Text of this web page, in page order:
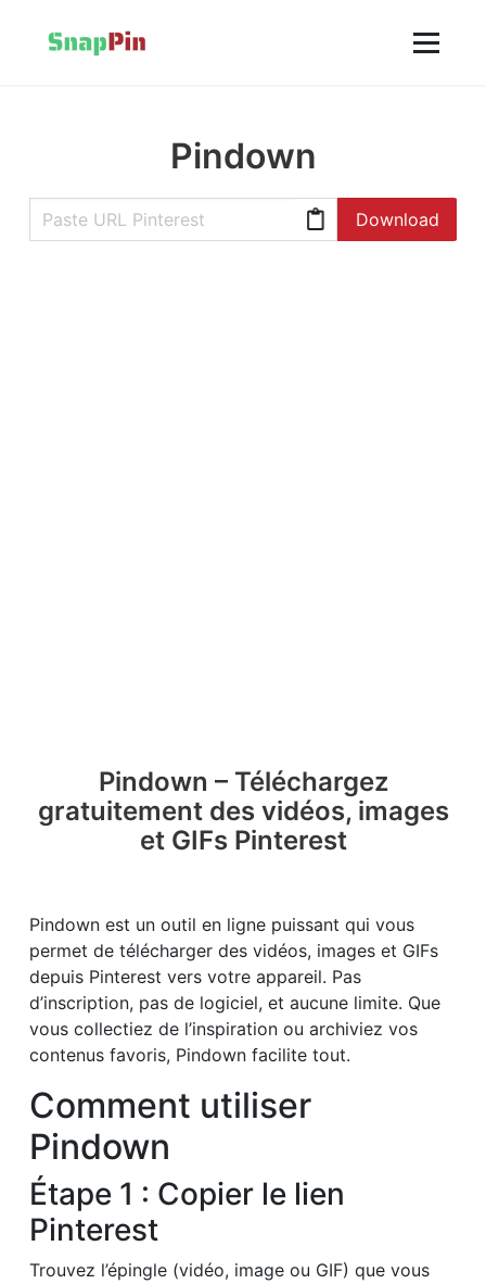
Pindown
Download
Pindown – Téléchargez
gratuitement des vidéos, images
et GIFs Pinterest
Pindown est un outil en ligne puissant qui vous
permet de télécharger des vidéos, images et GIFs
depuis Pinterest vers votre appareil. Pas
d’inscription, pas de logiciel, et aucune limite. Que
vous collectiez de l’inspiration ou archiviez vos
contenus favoris, Pindown facilite tout.
Comment utiliser
Pindown
Étape 1 : Copier le lien
Pinterest
Trouvez l’épingle (vidéo, image ou GIF) que vous